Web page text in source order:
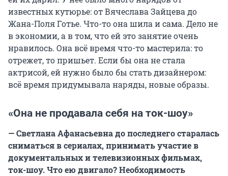
известных кутюрье: от Вячеслава Зайцева до
Жана-Поля Готье. Что-то она шила и сама. Дело не
в экономии, а в том, что ей это занятие очень
нравилось. Она всё время что-то мастерила: то
отрежет, то пришьет. Если бы она не стала
актрисой, ей нужно было бы стать дизайнером:
всё время придумывала наряды, новые образы.
«Она не продавала себя на ток-шоу»
— Светлана Афанасьевна до последнего старалась
сниматься в сериалах, принимать участие в
документальных и телевизионных фильмах,
ток-шоу. Что ею двигало? Необходимость